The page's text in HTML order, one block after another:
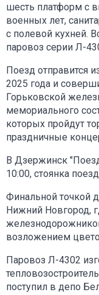
шесть платформ с
военных лет,
с полевой кухней.
паровоз серии Л-
Поезд отправится
2025 года и
Горьковской
мемориального
которых пройдут
праздничные
В Дзержинск
10:00, стоянка
Финальной точкой
Нижний Новгород,
возложением
Паровоз Л-4302
поступил в депо